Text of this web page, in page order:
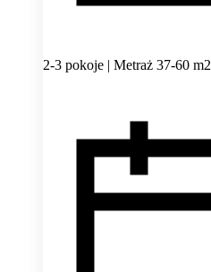
2-3 pokoje | Metraż 37-60 m2